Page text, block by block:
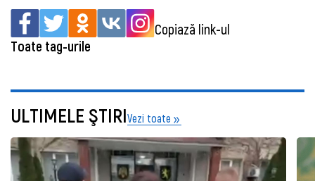
Copiază link-ul
Toate tag-urile
ULTIMELE ŞTIRIVezi toate